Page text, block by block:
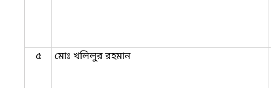
৫ মোঃ খলিলুর রহমান